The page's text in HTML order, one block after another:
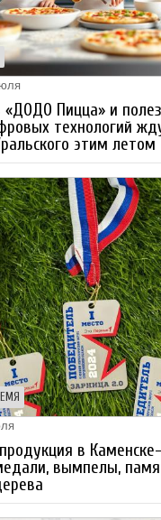
«ДОДО Пицца» и
технологий
этим летом
в
вымпелы,